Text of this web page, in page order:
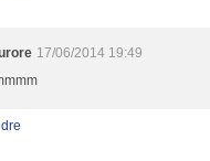
17/06/2014 19:49